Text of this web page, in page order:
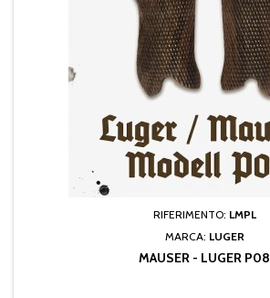
RIFERIMENTO: LMPL
MARCA: LUGER
MAUSER - LUGER P08